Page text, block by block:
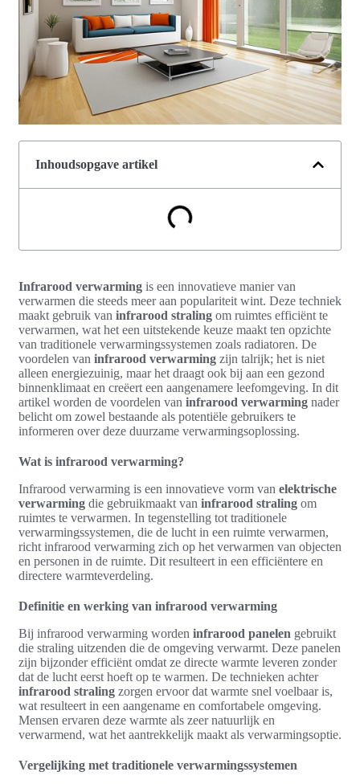
Inhoudsopgave artikel
Infrarood verwarming is een innovatieve manier van
verwarmen die steeds meer aan populariteit wint. Deze techniek
maakt gebruik van infrarood straling om ruimtes efficiënt te
verwarmen, wat het een uitstekende keuze maakt ten opzichte
van traditionele verwarmingssystemen zoals radiatoren. De
voordelen van infrarood verwarming zijn talrijk; het is niet
alleen energiezuinig, maar het draagt ook bij aan een gezond
binnenklimaat en creëert een aangenamere leefomgeving. In dit
artikel worden de voordelen van infrarood verwarming nader
belicht om zowel bestaande als potentiële gebruikers te
informeren over deze duurzame verwarmingsoplossing.
Wat is infrarood verwarming?
Infrarood verwarming is een innovatieve vorm van elektrische
verwarming die gebruikmaakt van infrarood straling om
ruimtes te verwarmen. In tegenstelling tot traditionele
verwarmingssystemen, die de lucht in een ruimte verwarmen,
richt infrarood verwarming zich op het verwarmen van objecten
en personen in de ruimte. Dit resulteert in een efficiëntere en
directere warmteverdeling.
Definitie en werking van infrarood verwarming
Bij infrarood verwarming worden infrarood panelen gebruikt
die straling uitzenden die de omgeving verwarmt. Deze panelen
zijn bijzonder efficiënt omdat ze directe warmte leveren zonder
dat de lucht eerst hoeft op te warmen. De technieken achter
infrarood straling zorgen ervoor dat warmte snel voelbaar is,
wat resulteert in een aangename en comfortabele omgeving.
Mensen ervaren deze warmte als zeer natuurlijk en
verwarmend, wat het aantrekkelijk maakt als verwarmingsoptie.
Vergelijking met traditionele verwarmingssystemen